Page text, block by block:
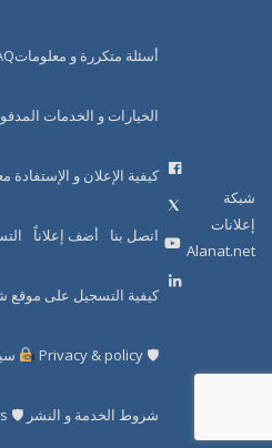
شبكة
إعلانات
Alanat.net
أسئلة متكررة و معلوماتFAQ
الخيارات و الخدمات
كيفية الإعلان و الإستفادة
اتصل بنا أضف إعلاناً
كيفية التسجيل على موقع
🛡 Privacy & policy
شروط الخدمة و النشر 🛡 Terms and conditions